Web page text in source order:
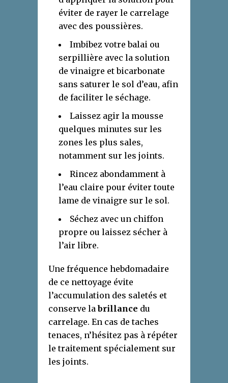
éviter de rayer le carrelage
avec des poussières.
Imbibez votre balai ou
serpillière avec la solution
de vinaigre et bicarbonate
sans saturer le sol d’eau, afin
de faciliter le séchage.
Laissez agir la mousse
quelques minutes sur les
zones les plus sales,
notamment sur les joints.
Rincez abondamment à
l’eau claire pour éviter toute
lame de vinaigre sur le sol.
Séchez avec un chiffon
propre ou laissez sécher à
l’air libre.
Une fréquence hebdomadaire
de ce nettoyage évite
l’accumulation des saletés et
conserve labrillance du
carrelage. En cas de taches
tenaces, n’hésitez pas à répéter
le traitement spécialement sur
les joints.